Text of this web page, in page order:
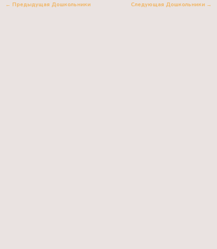
← Предыдущая Дошкольники Следующая Дошкольники →